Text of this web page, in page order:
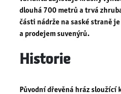
dlouhá 700 metrů a trvá
části nádrže na saské straně
a prodejem suvenýrů.
Historie
Původní dřevěná hráz sloužící